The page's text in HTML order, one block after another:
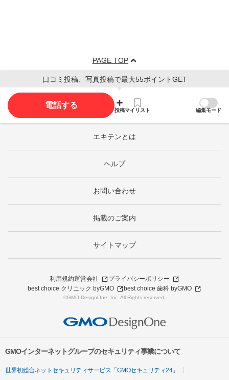
PAGE TOP
口コミ投稿、写真投稿で最大55ポイントGET
電話する
投稿マイリスト 編集モード
エキテンとは
ヘルプ
お問い合わせ
掲載のご案内
サイトマップ
利用規約運営会社
プライバシーポリシー
best choice クリニック byGMO
best choice 歯科 byGMO
©GMO DesignOne, Inc. All Rights reserved.
GMOインターネットグループのセキュリティ事業について
世界初総合ネットセキュリティサービス「GMOセキュリティ24」